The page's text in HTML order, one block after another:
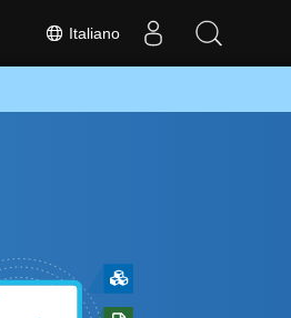
Italiano